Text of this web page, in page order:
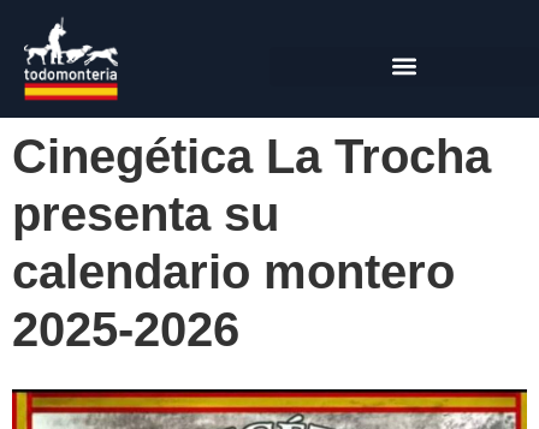
Cinegética La Trocha
presenta su
calendario montero
2025-2026